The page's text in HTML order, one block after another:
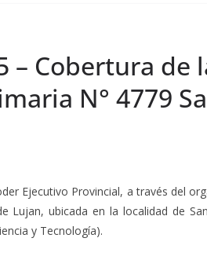
– Cobertura de
N° 4779
Ejecutivo Provincial, a través del
ubicada en la localidad de
y Tecnología).